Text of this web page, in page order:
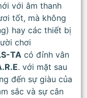
với âm thanh
tốt, mà không
hay các thiết bị
chơi
TA có đỉnh vân
. với mặt sau
đến sự giàu của
sắc và sự cân